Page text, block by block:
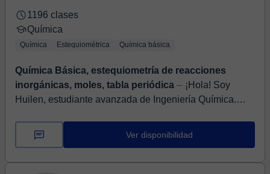
1196 clases
Química
Química Estequiométrica Química básica
Química Básica, estequiometría de reacciones
inorgánicas, moles, tabla periódica ⏤ ¡Hola! Soy
Huilen, estudiante avanzada de Ingeniería Química.
hacer las clases dinámicas, dando ...
Ver disponibilidad